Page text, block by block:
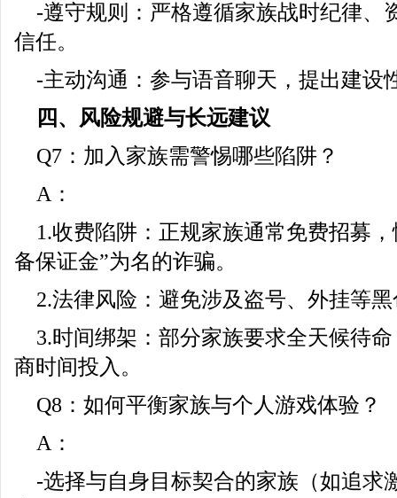
-遵守规则：严格遵循家族战时纪律、
信任。
-主动沟通：参与语音聊天，提出建设
四、风险规避与长远建议
Q7：加入家族需警惕哪些陷阱？
A：
1.收费陷阱：正规家族通常免费招募
备保证金”为名的诈骗。
2.法律风险：避免涉及盗号、外挂等
3.时间绑架：部分家族要求全天候待
商时间投入。
Q8：如何平衡家族与个人游戏体验？
A：
-选择与自身目标契合的家族（如追求